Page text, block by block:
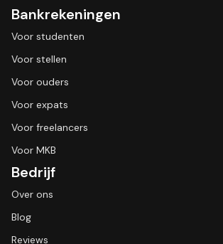
Bankrekeningen
Voor studenten
Voor stellen
Voor ouders
Voor expats
Voor freelancers
Voor MKB
Bedrijf
Over ons
Blog
Reviews